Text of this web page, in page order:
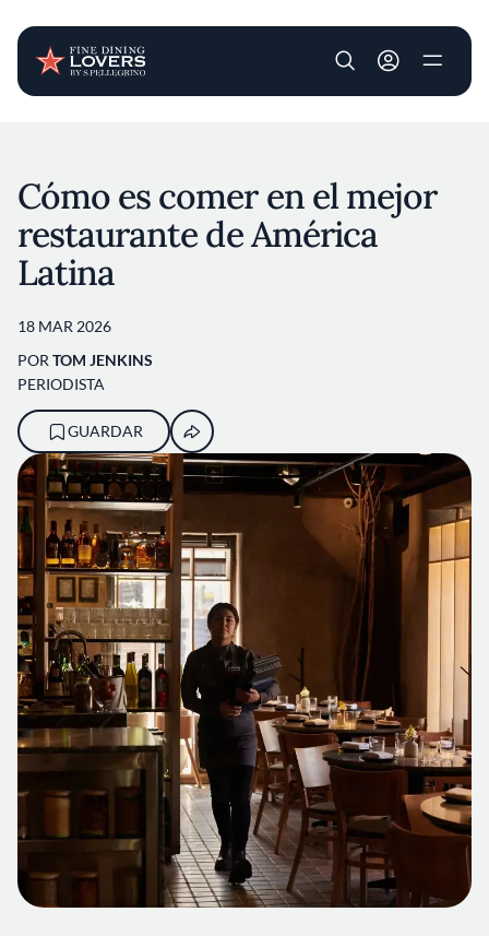
User account
Cómo es comer en el mejor
restaurante de América
Latina
18 MAR 2026
POR TOM JENKINS
PERIODISTA
GUARDAR